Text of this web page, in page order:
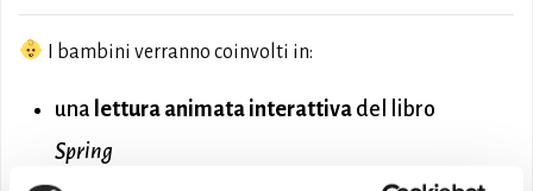
I bambini verranno coinvolti in:
una lettura animata interattiva del libro
Spring